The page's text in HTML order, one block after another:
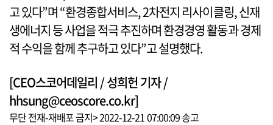
고 있다”며 “환경종합서비스, 2차전지 리사이클링, 신재
생에너지 등 사업을 적극 추진하며 환경경영 활동과 경제
적 수익을 함께 추구하고 있다”고 설명했다.
[CEO스코어데일리 / 성희헌 기자 /
hhsung@ceoscore.co.kr]
무단 전재-재배포 금지> 2022-12-21 07:00:09 송고